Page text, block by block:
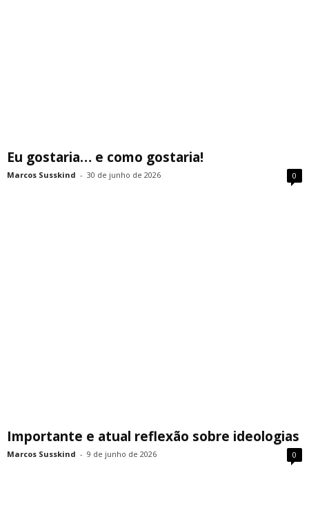
Eu gostaria… e como gostaria!
Marcos Susskind - 30 de junho de 2026 0
Importante e atual reflexão sobre ideologias
Marcos Susskind - 9 de junho de 2026 0